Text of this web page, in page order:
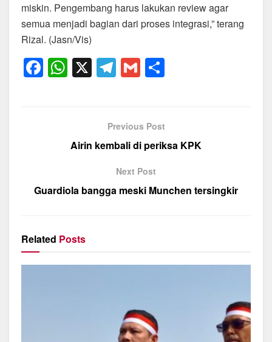
miskin. Pengembang harus lakukan review agar
semua menjadi bagian dari proses integrasi,” terang
Rizal. (Jasn/Vis)
F
a
o
k
W
h
A
p
X T
el
gr
a
m
G
m
Previous Post
Airin kembali di periksa KPK
Next Post
Guardiola bangga meski Munchen tersingkir
Related Posts